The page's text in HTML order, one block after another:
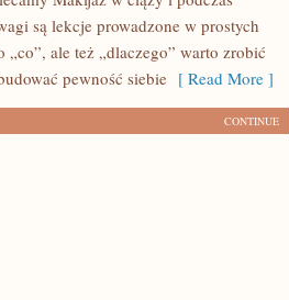
są lekcje prowadzone w prostych
ale też „dlaczego” warto zrobić
pewność siebie [ Read More ]
CONTINUE